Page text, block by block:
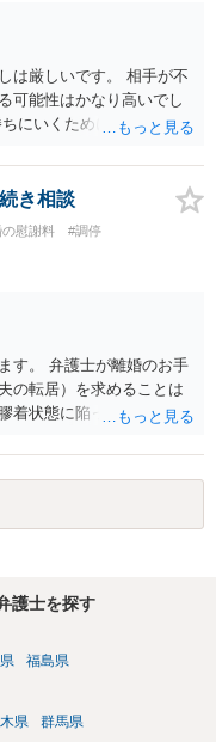
は厳しいです。 相手が不
可能性はかなり高いでし
にいくためにも弁護士委
き相談
慰謝料
#調停
す。 弁護士が離婚のお手
の転居）を求めることは
着状態に陥ってしまうの
転居する形で離婚協議等
的多数です。
護士を探す
福島県
県 群馬県